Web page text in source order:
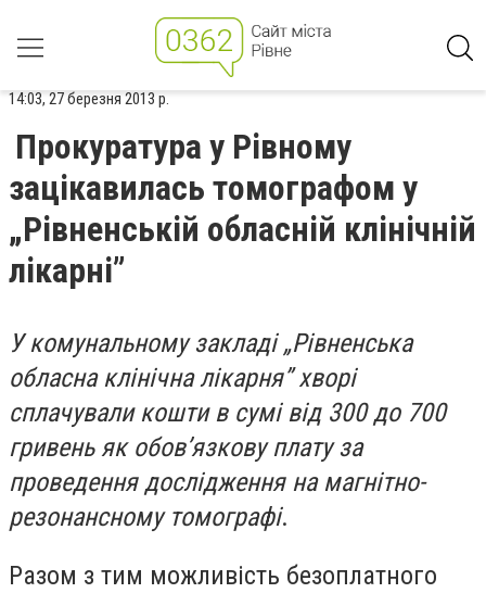
14:03, 27 березня 2013 р.
Прокуратура у Рівному
зацікавилась томографом у
„Рівненській обласній клінічній
лікарні”
У комунальному закладі „Рівненська
обласна клінічна лікарня” хворі
сплачували кошти в сумі від 300 до 700
гривень як обов’язкову плату за
проведення дослідження на магнітно-
резонансному томографі.
Разом з тим можливість безоплатного